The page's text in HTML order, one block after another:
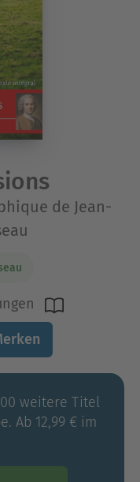
de Jean-
weitere Titel
Ab 12,99 € im